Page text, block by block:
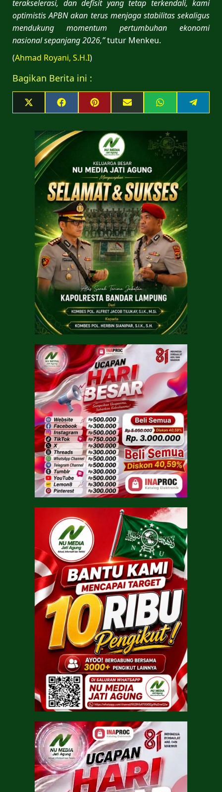
terakselerasi, dan defisit yang tetap terkendali, kami
optimistis APBN akan terus menjaga stabilitas sekaligus
mendukung momentum pertumbuhan ekonomi
nasional sepanjang 2026,”tutur Menkeu.
(Ahmad Royani, S.H.I)
Bagikan Berita ini :